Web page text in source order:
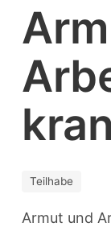
Teilhabe
Armut und